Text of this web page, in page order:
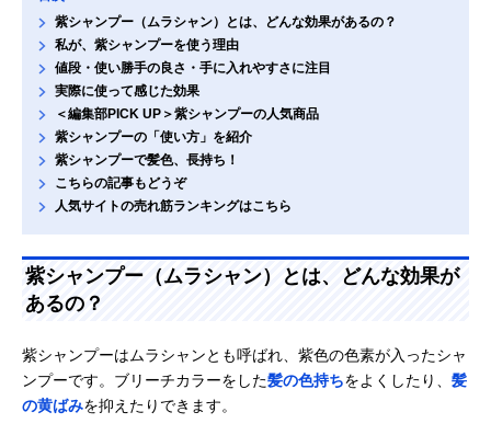
紫シャンプー（ムラシャン）とは、どんな効果があるの？
私が、紫シャンプーを使う理由
値段・使い勝手の良さ・手に入れやすさに注目
実際に使って感じた効果
＜編集部PICK UP＞紫シャンプーの人気商品
紫シャンプーの「使い方」を紹介
紫シャンプーで髪色、長持ち！
こちらの記事もどうぞ
人気サイトの売れ筋ランキングはこちら
紫シャンプー（ムラシャン）とは、どんな効果が
あるの？
紫シャンプーはムラシャンとも呼ばれ、紫色の色素が入ったシャ
ンプーです。ブリーチカラーをした髪の色持ちをよくしたり、 髪
の黄ばみを抑えたりできます。